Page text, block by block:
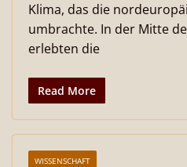
Klima, das die
umbrachte. In der Mitte
erlebten die
Read More
WISSENSCHAFT